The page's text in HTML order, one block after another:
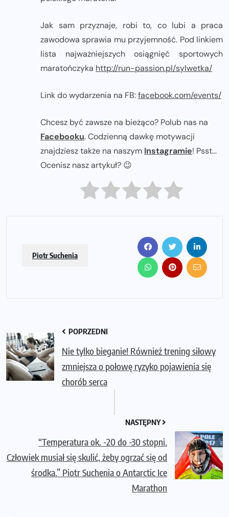
Jak sam przyznaje, robi to, co lubi a praca
zawodowa sprawia mu przyjemność. Pod linkiem
lista najważniejszych osiągnięć sportowych
maratończyka http://run-passion.pl/sylwetka/
Link do wydarzenia na FB:facebook.com/events/
Chcesz być zawsze na bieżąco? Polub nas na
Facebooku. Codzienną dawkę motywacji
znajdziesz także na naszym Instagramie! Psst...
Ocenisz nasz artykuł? 😉
Piotr Suchenia
POPRZEDNI
Nie tylko bieganie! Również trening siłowy
zmniejsza o połowę ryzyko pojawienia się
chorób serca
NASTĘPNY
“Temperatura ok. -20 do -30 stopni.
Człowiek musiał się skulić, żeby ogrzać się od
środka.” Piotr Suchenia o Antarctic Ice
Marathon